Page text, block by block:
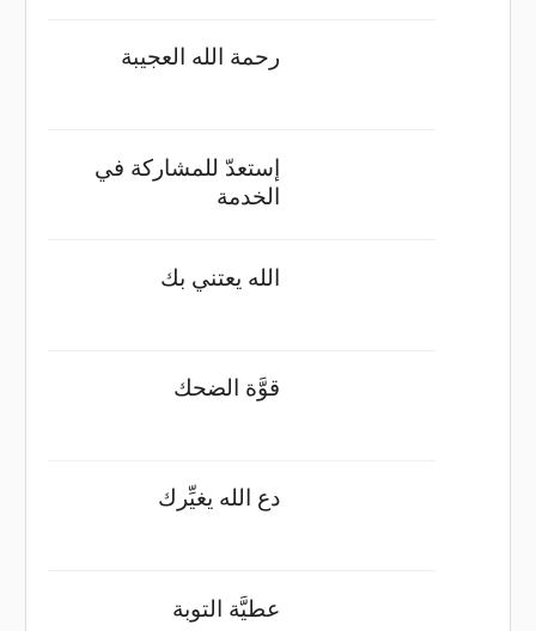
رحمة الله العجيبة
إستعدّ للمشاركة في
الخدمة
الله يعتني بك
قوَّة الضحك
دع الله يغيِّرك
عطيَّة التوبة